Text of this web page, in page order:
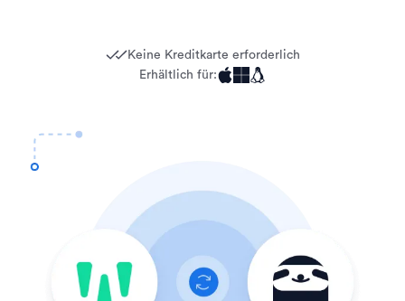
Keine Kreditkarte erforderlich
Erhältlich für: